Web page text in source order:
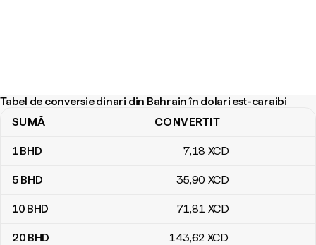
Tabel de conversie dinari din Bahrain în dolari est-caraibi
Tabel de conversie dinari din Bahrain în dolari est-caraibi
SUMĂ CONVERTIT
1BHD 7,18 XCD
5 BHD 35,90 XCD
10 BHD 71,81 XCD
20 BHD 143,62 XCD